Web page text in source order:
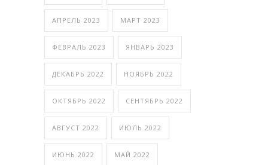
АПРЕЛЬ 2023 МАРТ 2023
ФЕВРАЛЬ 2023 ЯНВАРЬ 2023
ДЕКАБРЬ 2022 НОЯБРЬ 2022
ОКТЯБРЬ 2022 СЕНТЯБРЬ 2022
АВГУСТ 2022 ИЮЛЬ 2022
ИЮНЬ 2022 МАЙ 2022